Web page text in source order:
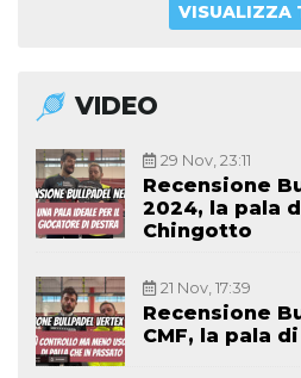
VISUALIZZA
VIDEO
29 Nov, 23:11
Recensione
2024, la pala
Chingotto
21 Nov, 17:39
Recensione
CMF, la pala